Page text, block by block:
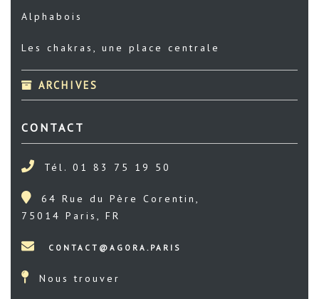
Alphabois
Les chakras, une place centrale
ARCHIVES
CONTACT
Tél. 01 83 75 19 50
64 Rue du Père Corentin,
75014 Paris, FR
Nous trouver